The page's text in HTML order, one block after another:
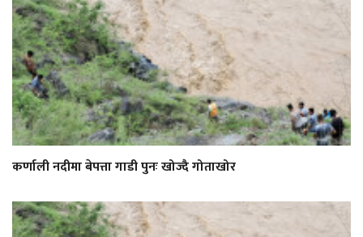
कर्णाली नदीमा बेपत्ता गाडी पुनः खोज्दै गोताखोर